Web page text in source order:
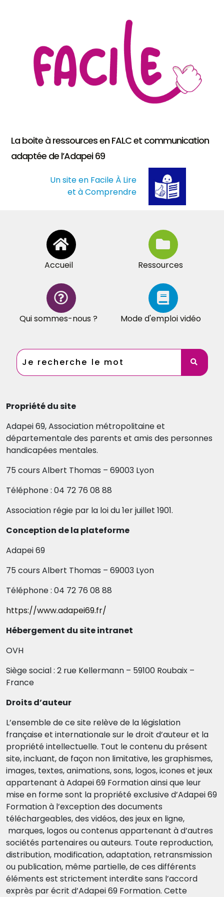
La boite à ressources en FALC et communication
adaptée de l’Adapei 69
Un site en Facile À Lire
et à Comprendre
Accueil Ressources
Qui sommes-nous ? Mode d'emploi vidéo
Propriété du site
Adapei 69, Association métropolitaine et
départementale des parents et amis des personnes
handicapées mentales.
75 cours Albert Thomas – 69003 Lyon
Téléphone : 04 72 76 08 88
Association régie par la loi du 1er juillet 1901.
Conception de la plateforme
Adapei 69
75 cours Albert Thomas – 69003 Lyon
Téléphone : 04 72 76 08 88
https://www.adapei69.fr/
Hébergement du site intranet
OVH
Siège social : 2 rue Kellermann – 59100 Roubaix –
France
Droits d’auteur
L’ensemble de ce site relève de la législation
française et internationale sur le droit d’auteur et la
propriété intellectuelle. Tout le contenu du présent
site, incluant, de façon non limitative, les graphismes,
images, textes, animations, sons, logos, icones et jeux
appartenant à Adapei 69 Formation ainsi que leur
mise en forme sont la propriété exclusive d’Adapei 69
Formation à l’exception des documents
téléchargeables, des vidéos, des jeux en ligne,
marques, logos ou contenus appartenant à d’autres
sociétés partenaires ou auteurs. Toute reproduction,
distribution, modification, adaptation, retransmission
ou publication, même partielle, de ces différents
éléments est strictement interdite sans l’accord
exprès par écrit d’Adapei 69 Formation. Cette